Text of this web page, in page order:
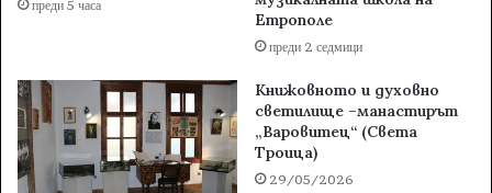
преди 5 часа
Етрополе
преди 2 седмици
Книжовното и духовно
светилище –манастирът
„Варовитец“ (Света
Троица)
29/05/2026